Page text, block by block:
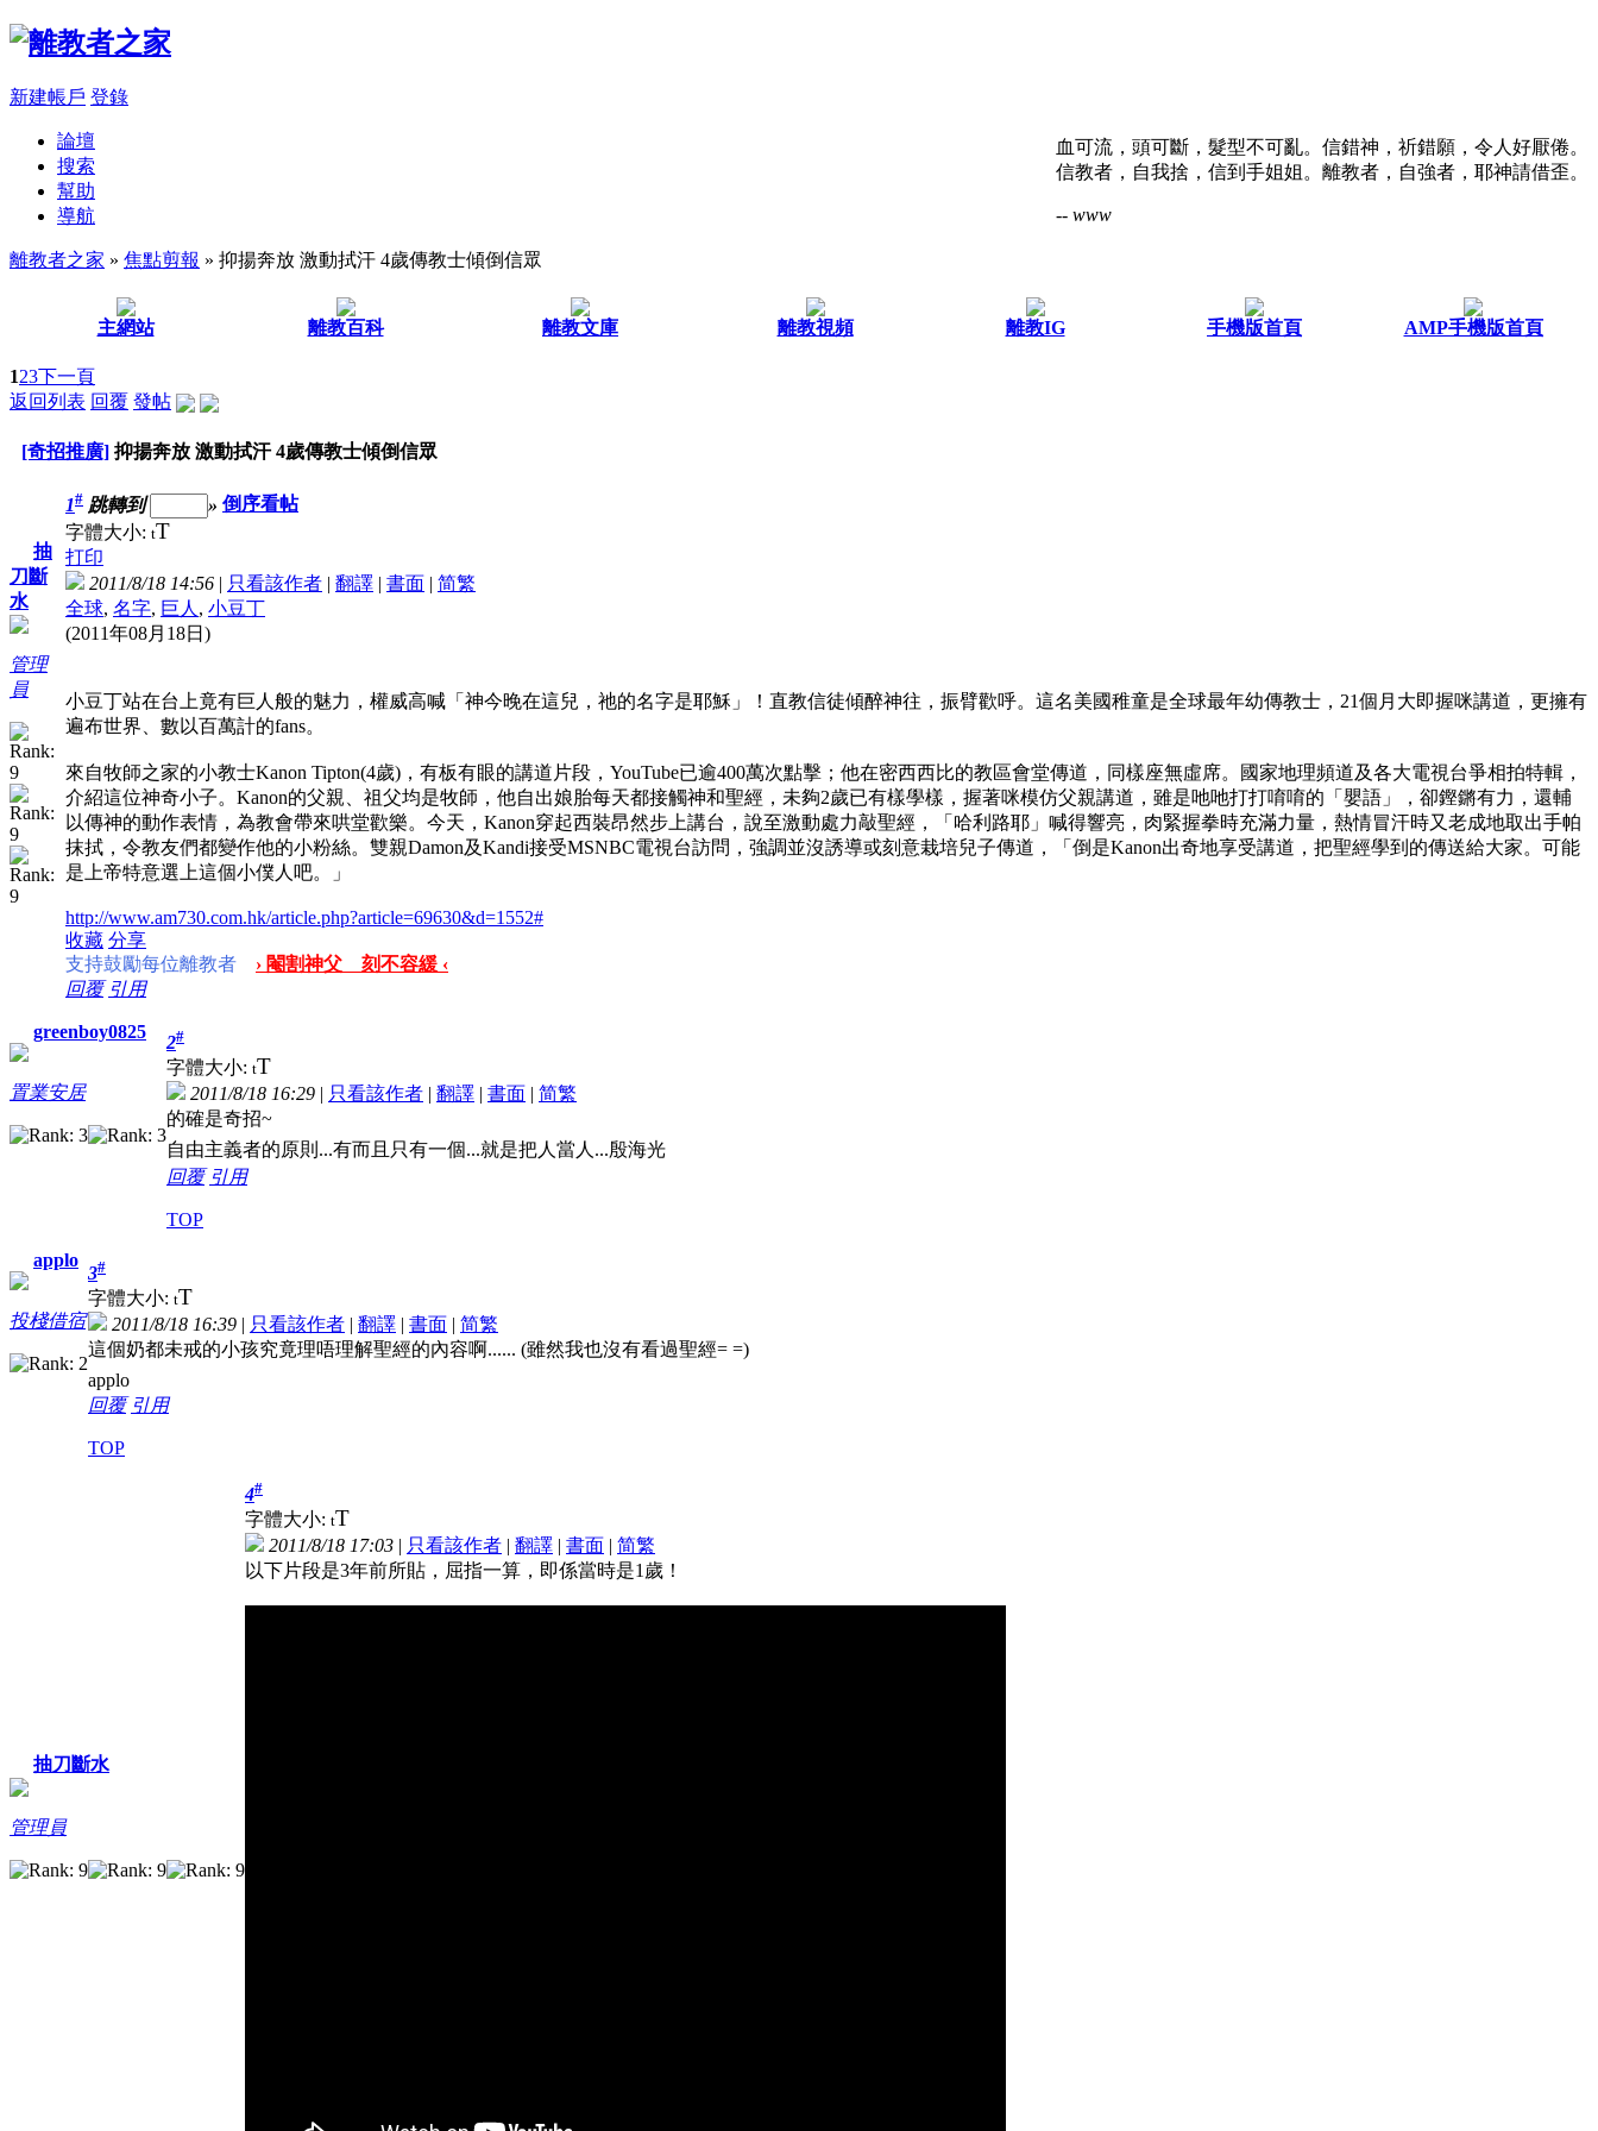
新建帳戶 登錄
血可流，頭可斷，髮型不可亂。信錯神，祈錯願，令人好厭倦。
信教者，自我捨，信到手姐姐。離教者，自強者，耶神請借歪。
-- www
論壇
搜索
幫助
導航
離教者之家 » 焦點剪報 » 抑揚奔放 激動拭汗 4歲傳教士傾倒信眾
主網站 離教百科 離教文庫 離教視頻 離教IG 手機版首頁 AMP手機版首頁
123下一頁
返回列表 回覆 發帖
[奇招推廣] 抑揚奔放 激動拭汗 4歲傳教士傾倒信眾
抽
刀斷
水
管理
員
1# 跳轉到 » 倒序看帖
字體大小: tT
打印
2011/8/18 14:56 | 只看該作者 | 翻譯 | 書面 | 简繁
全球, 名字, 巨人 , 小豆丁
(2011年08月18日)
小豆丁站在台上竟有巨人般的魅力，權威高喊「神今晚在這兒，祂的名字是耶穌」！直教信徒傾醉神往，振臂歡呼。這名美國稚童是全球最年幼傳教士，21個月大即握咪講道，更擁有
遍布世界、數以百萬計的fans。
來自牧師之家的小教士Kanon Tipton(4歲)，有板有眼的講道片段，YouTube已逾400萬次點擊；他在密西西比的教區會堂傳道，同樣座無虛席。國家地理頻道及各大電視台爭相拍特輯，
介紹這位神奇小子。Kanon的父親、祖父均是牧師，他自出娘胎每天都接觸神和聖經，未夠2歲已有樣學樣，握著咪模仿父親講道，雖是吔吔打打唷唷的「嬰語」，卻鏗鏘有力，還輔
以傳神的動作表情，為教會帶來哄堂歡樂。今天，Kanon穿起西裝昂然步上講台，說至激動處力敲聖經，「哈利路耶」喊得響亮，肉緊握拳時充滿力量，熱情冒汗時又老成地取出手帕
抹拭，令教友們都變作他的小粉絲。雙親Damon及Kandi接受MSNBC電視台訪問，強調並沒誘導或刻意栽培兒子傳道，「倒是Kanon出奇地享受講道，把聖經學到的傳送給大家。可能
是上帝特意選上這個小僕人吧。」
http://www.am730.com.hk/article.php?article=69630&d=1552#
收藏 分享
支持鼓勵每位離教者
› 閹割神父 刻不容緩 ‹
回覆 引用
greenboy0825
置業安居
2#
字體大小: tT
2011/8/18 16:29 | 只看該作者 | 翻譯 | 書面 | 简繁
的確是奇招~
自由主義者的原則...有而且只有一個...就是把人當人...殷海光
回覆 引用
TOP
applo
投棧借宿
3#
字體大小: tT
2011/8/18 16:39 | 只看該作者 | 翻譯 | 書面 | 简繁
這個奶都未戒的小孩究竟理唔理解聖經的內容啊...... (雖然我也沒有看過聖經= =)
applo
回覆 引用
TOP
抽刀斷水
管理員
4#
字體大小: tT
2011/8/18 17:03 | 只看該作者 | 翻譯 | 書面 | 简繁
以下片段是3年前所貼，屈指一算，即係當時是1歲！